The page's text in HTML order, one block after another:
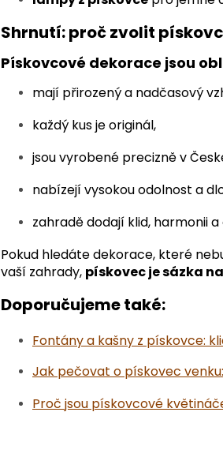
Shrnutí: proč zvolit
Pískovcové dekorace jsou
mají přirozený a nadčasový
každý kus je originál,
jsou vyrobené precizně v
nabízejí vysokou odolnost a
zahradě dodají klid, harmonii
Pokud hledáte dekorace, které
vaší zahrady, pískovec je sázka
Doporučujeme také:
Fontány a kašny z pískovce:
Jak pečovat o pískovec
Proč jsou pískovcové